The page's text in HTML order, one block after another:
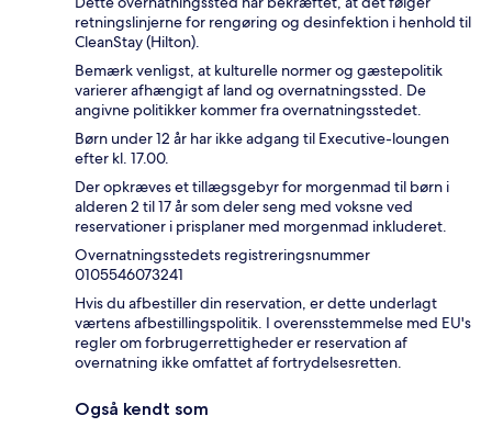
retningslinjerne for rengøring og desinfektion i henhold til
CleanStay (Hilton).
Bemærk venligst, at kulturelle normer og gæstepolitik
varierer afhængigt af land og overnatningssted. De
angivne politikker kommer fra overnatningsstedet.
Børn under 12 år har ikke adgang til Executive-loungen
efter kl. 17.00.
Der opkræves et tillægsgebyr for morgenmad til børn i
alderen 2 til 17 år som deler seng med voksne ved
reservationer i prisplaner med morgenmad inkluderet.
Overnatningsstedets registreringsnummer
0105546073241
Hvis du afbestiller din reservation, er dette underlagt
værtens afbestillingspolitik. I overensstemmelse med EU's
regler om forbrugerrettigheder er reservation af
overnatning ikke omfattet af fortrydelsesretten.
Også kendt som